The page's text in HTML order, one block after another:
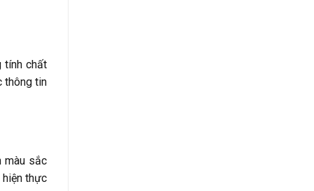
tính chất
thông tin
màu sắc
thực